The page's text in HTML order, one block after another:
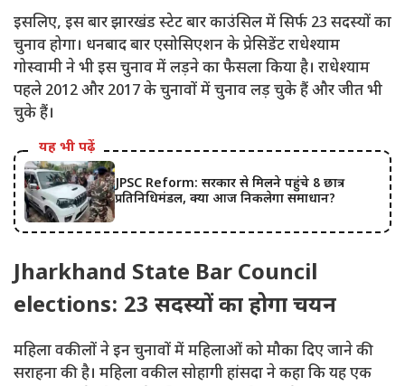
इसलिए, इस बार झारखंड स्टेट बार काउंसिल में सिर्फ 23 सदस्यों का
चुनाव होगा। धनबाद बार एसोसिएशन के प्रेसिडेंट राधेश्याम
गोस्वामी ने भी इस चुनाव में लड़ने का फैसला किया है। राधेश्याम
पहले 2012 और 2017 के चुनावों में चुनाव लड़ चुके हैं और जीत भी
चुके हैं।
यह भी पढ़ें
JPSC Reform: सरकार से मिलने पहुंचे 8 छात्र
प्रतिनिधिमंडल, क्या आज निकलेगा समाधान?
Jharkhand State Bar Council
elections: 23 सदस्यों का होगा चयन
महिला वकीलों ने इन चुनावों में महिलाओं को मौका दिए जाने की
सराहना की है। महिला वकील सोहागी हांसदा ने कहा कि यह एक